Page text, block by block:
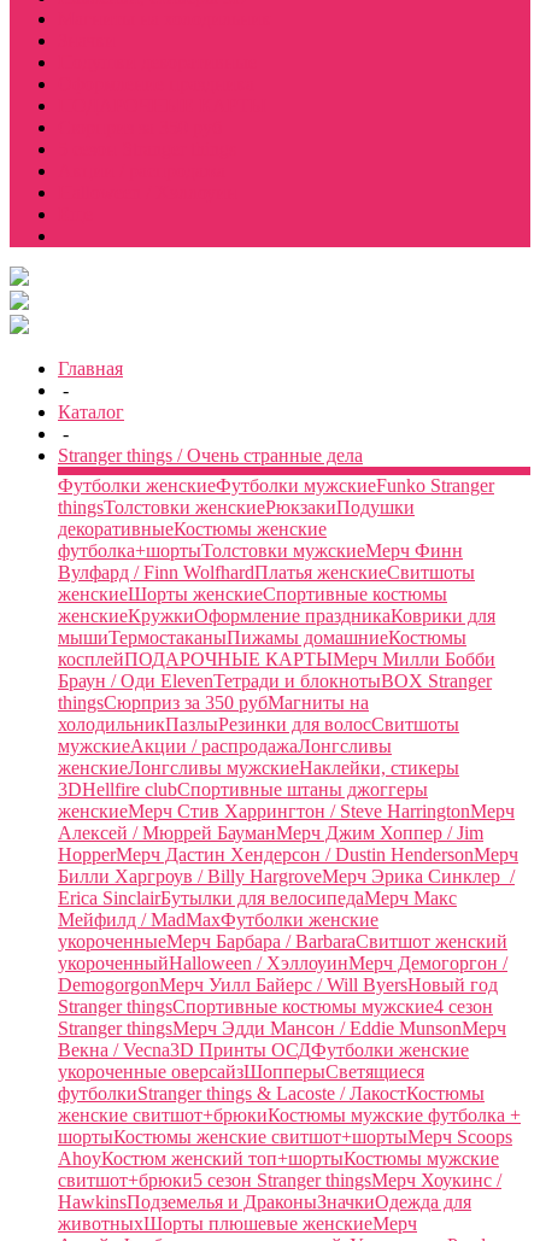
Главная
-
Каталог
-
Stranger things / Очень странные дела
Футболки женскиеФутболки мужскиеFunko Stranger
thingsТолстовки женскиеРюкзакиПодушки
декоративныеКостюмы женские
футболка+шортыТолстовки мужскиеМерч Финн
Вулфард / Finn WolfhardПлатья женскиеСвитшоты
женскиеШорты женскиеСпортивные костюмы
женскиеКружкиОформление праздникаКоврики для
мышиТермостаканыПижамы домашниеКостюмы
косплейПОДАРОЧНЫЕ КАРТЫМерч Милли Бобби
Браун / Оди ElevenТетради и блокнотыBOX Stranger
thingsСюрприз за 350 рубМагниты на
холодильникПазлыРезинки для волосСвитшоты
мужскиеАкции / распродажаЛонгсливы
женскиеЛонгсливы мужскиеНаклейки, стикеры
3DHellfire clubСпортивные штаны джоггеры
женскиеМерч Стив Харрингтон / Steve HarringtonМерч
Алексей / Мюррей БауманМерч Джим Хоппер / Jim
HopperМерч Дастин Хендерсон / Dustin HendersonМерч
Билли Харгроув / Billy HargroveМерч Эрика Синклер /
Erica SinclairБутылки для велосипедаМерч Макс
Мейфилд / MadMaxФутболки женские
укороченныеМерч Барбара / BarbaraСвитшот женский
укороченныйHalloween / ХэллоуинМерч Демогоргон /
DemogorgonМерч Уилл Байерс / Will ByersНовый год
Stranger thingsСпортивные костюмы мужские4 сезон
Stranger thingsМерч Эдди Мансон / Eddie MunsonМерч
Векна / Vecna3D Принты ОСДФутболки женские
укороченные оверсайзШопперыСветящиеся
футболкиStranger things & Lacoste / ЛакостКостюмы
женские свитшот+брюкиКостюмы мужские футболка +
шортыКостюмы женские свитшот+шортыМерч Scoops
AhoyКостюм женский топ+шортыКостюмы мужские
свитшот+брюки5 сезон Stranger thingsМерч Хоукинс /
HawkinsПодземелья и ДраконыЗначкиОдежда для
животныхШорты плюшевые женскиеМерч